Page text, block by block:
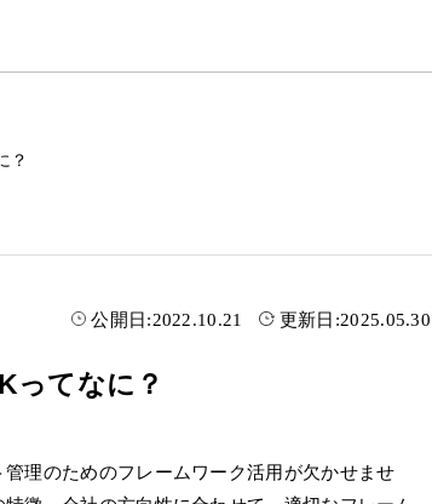
？
公開日:2022.10.21 更新日:2025.05.30
ってなに？
理のためのフレームワーク活用が欠かせませ